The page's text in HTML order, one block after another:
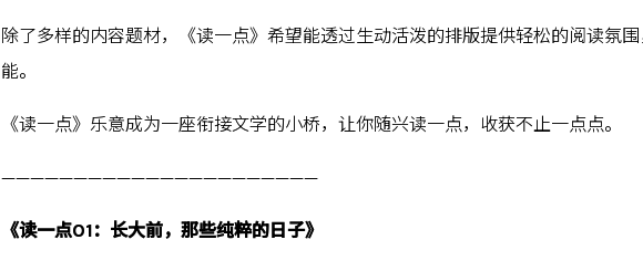
除了多样的内容题材，《读一点》希望能透过生动活泼的排版提供轻松的阅读氛
能。
《读一点》乐意成为一座衔接文学的小桥，让你随兴读一点，收获不止一点点。
——————————————————————
《读一点01：长大前，那些纯粹的日子》